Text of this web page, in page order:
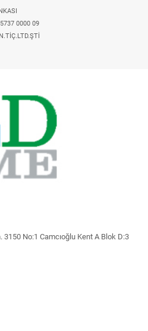
0000 09
3150 No:1 Camcıoğlu Kent A Blok D:3